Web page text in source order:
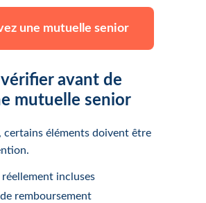
une mutuelle senior
vérifier avant de
mutuelle senior
certains éléments doivent être
réellement incluses
remboursement